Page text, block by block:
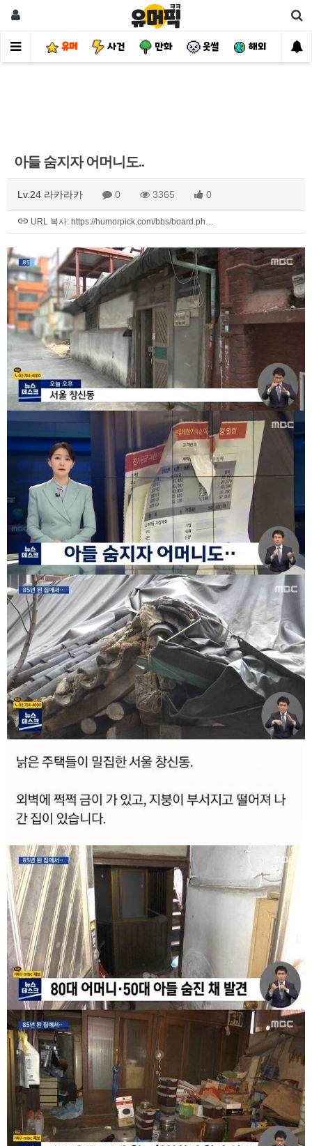
유머 사건 만화 웃썰 해외 핫
아들 숨지자 어머니도..
Lv.24 라카라카 0 3365 0
URL 복사: https://humorpick.com/bbs/board.ph…